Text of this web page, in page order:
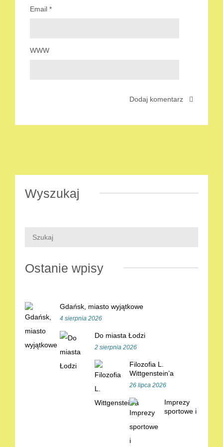
Email *
WWW
Wyszukaj
Ostanie wpisy
Gdańsk, miasto wyjątkowe
4 sierpnia 2026
Do miasta Łodzi
2 sierpnia 2026
Filozofia L.
Wittgenstein’a
26 lipca 2026
Imprezy
sportowe i